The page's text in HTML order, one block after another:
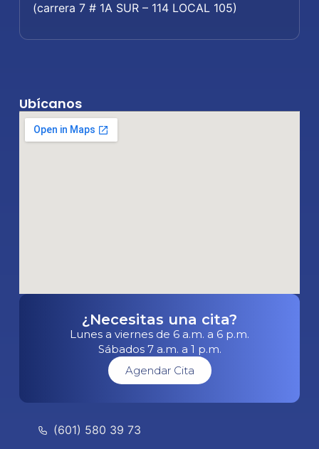
(carrera 7 # 1A SUR – 114 LOCAL 105)
Ubícanos
¿Necesitas una cita?
Lunes a viernes de 6 a.m. a 6 p.m.
Sábados 7 a.m. a 1 p.m.
Agendar Cita
(601) 580 39 73